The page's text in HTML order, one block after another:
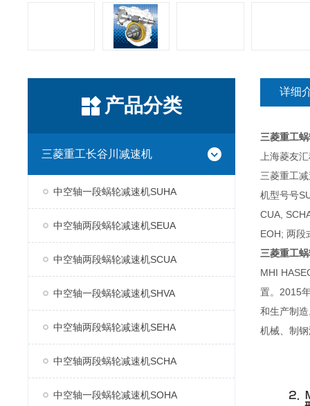
产品分类
三菱重工长谷川减速机
中空轴一段蜗轮减速机SUHA
中空轴两段蜗轮减速机SEUA
中空轴两段蜗轮减速机SCUA
中空轴一段蜗轮减速机SHVA
中空轴两段蜗轮减速机SEHA
中空轴两段蜗轮减速机SCHA
中空轴一段蜗轮减速机SOHA
详细
三菱重工
上海菱友
三菱重工
机型号号
CUA,
EOH; 两段
三菱重工
MHI
置。2015
和生产制
机械、制